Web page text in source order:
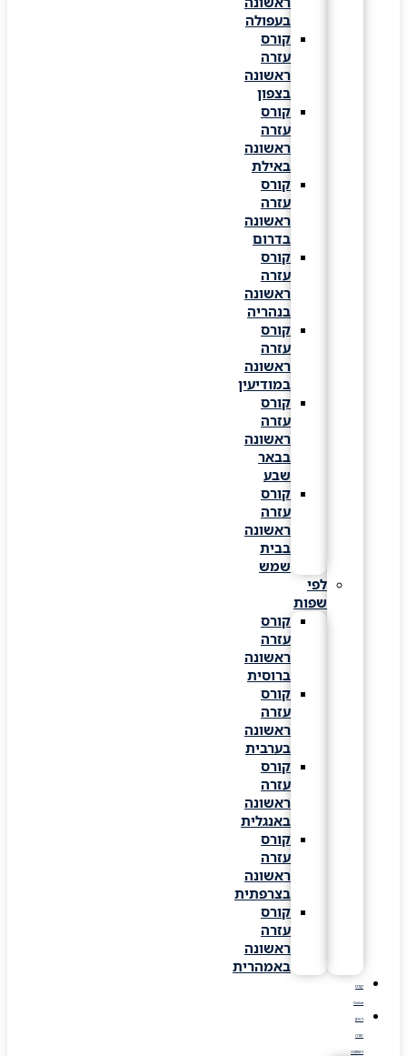
בעפולה
קורס
עזרה
ראשונה
בצפון
קורס
עזרה
ראשונה
באילת
קורס
עזרה
ראשונה
בדרום
קורס
עזרה
ראשונה
בנהריה
קורס
עזרה
ראשונה
במודיעין
קורס
עזרה
ראשונה
בבאר
קורס
עזרה
ראשונה
בבית
שמש
לפי
שפות
קורס
עזרה
ראשונה
ברוסית
קורס
עזרה
ראשונה
בערבית
קורס
עזרה
ראשונה
באנגלית
קורס
עזרה
ראשונה
בצרפתית
קורס
עזרה
ראשונה
באמהרית